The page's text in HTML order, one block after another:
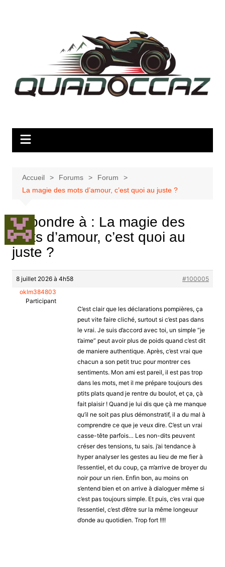
Accueil Forums
Forum
La magie des mots d’amour, c’est quoi au juste ?
Répondre à : La magie des
mots d’amour, c’est quoi au
juste ?
8 juillet 2026 à 4h58
#100005
oklm384803
Participant
C’est clair que les déclarations pompières, ça
peut vite faire cliché, surtout si c’est pas dans
le vrai. Je suis d’accord avec toi, un simple “je
t’aime” peut avoir plus de poids quand c’est dit
de maniere authentique. Après, c’est vrai que
chacun a son petit truc pour montrer ces
sentiments. Mon ami est pareil, il est pas trop
dans les mots, met il me prépare toujours des
ptits plats quand je rentre du boulot, et ça, çà
fait plaisir ! Quand je lui dis que çà me manque
qu’il ne soit pas plus démonstratif, il a du mal à
comprendre ce que je veux dire. C’est un vrai
casse-tête parfois… Les non-dits peuvent
créser des tensions, tu sais. j’ai tendance à
hyper analyser les gestes au lieu de me fier à
l’essentiel, et du coup, ça m’arrive de broyer du
noir pour un rien. Enfin bon, au moins on
s’entend bien et on arrive à dialoguer même si
c’est pas toujours simple. Et puis, c’es vrai que
l’essentiel, c’est d’être sur la même longeuur
d’onde au quotidien. Trop fort !!!!